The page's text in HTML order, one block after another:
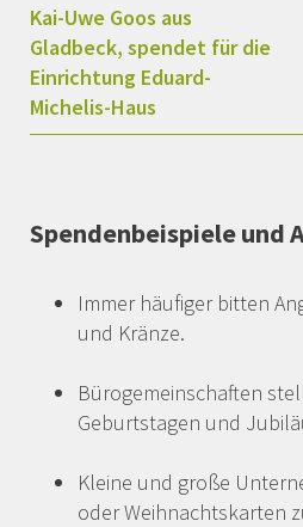
Kai-Uwe Goos aus
Gladbeck, spendet für die
Einrichtung Eduard-
Michelis-Haus
Spendenbeispiele und
Immer häufiger bitten
und Kränze.
Bürogemeinschaften
Geburtstagen und
Kleine und große
oder Weihnachtskarten